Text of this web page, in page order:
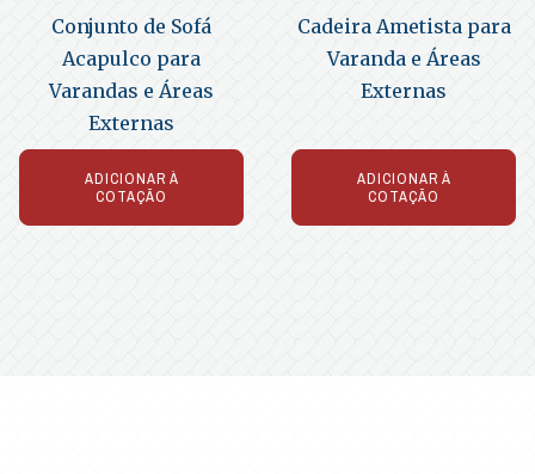
Conjunto de Sofá
Acapulco para
Varandas e Áreas
Externas
ADICIONAR À
COTAÇÃO
Cadeira Ametista para
Varanda e Áreas
Externas
ADICIONAR À
COTAÇÃO